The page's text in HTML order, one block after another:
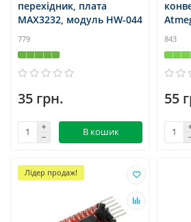
перехідник, плата
MAX3232, модуль HW-044
779
35 грн.
В кошик
843
55
Лідер продаж!